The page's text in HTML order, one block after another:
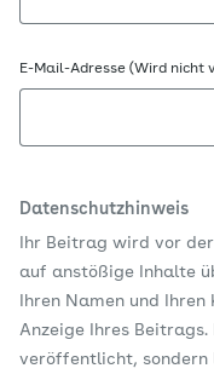
E-Mail-Adresse (Wird
Datenschutzhinweis
Ihr Beitrag wird vor
auf anstößige Inhalte
Ihren Namen und
Anzeige Ihres
veröffentlicht, sondern